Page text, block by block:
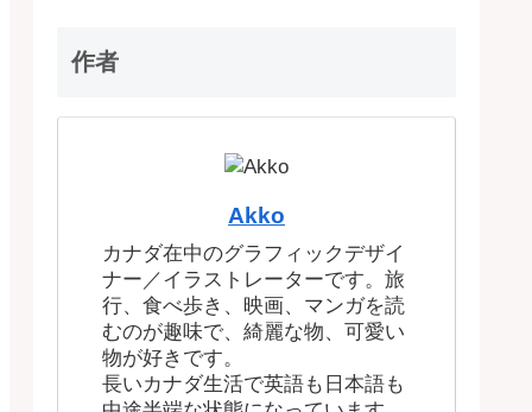
作者
Akko
カナダ在中のグラフィックデザイ
ナー／イラストレーターです。旅
行、食べ歩き、映画、マンガを読
むのが趣味で、綺麗な物、可愛い
物が好きです。
長いカナダ生活で英語も日本語も